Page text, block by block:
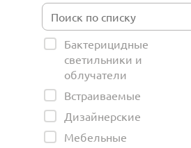
Бактерицидные
светильники и
облучатели
Встраиваемые
Дизайнерские
Мебельные